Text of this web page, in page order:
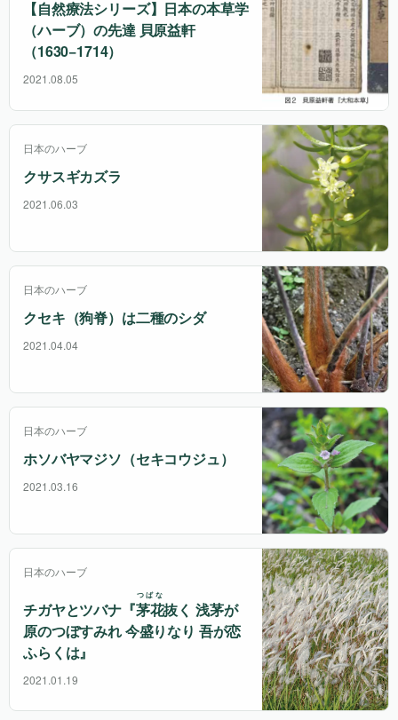
【自然療法シリーズ】日本の本草学
（ハーブ）の先達 貝原益軒
（1630−1714）
2021.08.05
日本のハーブ
クサスギカズラ
2021.06.03
日本のハーブ
クセキ（狗脊）は二種のシダ
2021.04.04
日本のハーブ
ホソバヤマジソ（セキコウジュ）
2021.03.16
日本のハーブ
チガヤとツバナ『茅花
つばな
抜く 浅茅が
原のつぼすみれ 今盛りなり 吾が恋
ふらくは』
2021.01.19